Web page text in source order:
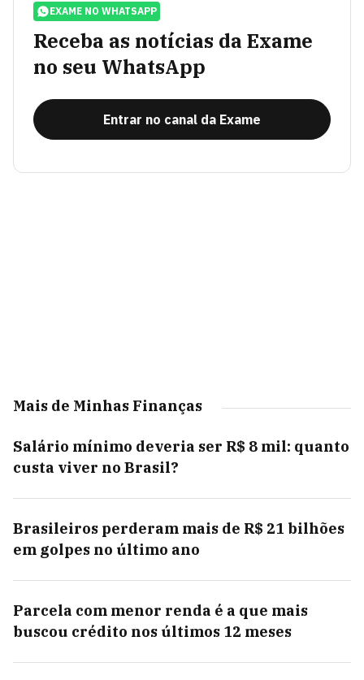
EXAME NO WHATSAPP
Receba as notícias da Exame
no seu WhatsApp
Entrar no canal da Exame
Mais de Minhas Finanças
Salário mínimo deveria ser R$ 8 mil: quanto
custa viver no Brasil?
Brasileiros perderam mais de R$ 21 bilhões
em golpes no último ano
Parcela com menor renda é a que mais
buscou crédito nos últimos 12 meses